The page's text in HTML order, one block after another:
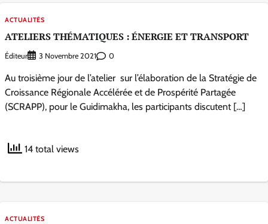
ACTUALITÉS
ATELIERS THÉMATIQUES : ÉNERGIE ET TRANSPORT
Éditeur 3 Novembre 2021 0
Au troisième jour de l’atelier sur l’élaboration de la Stratégie de
Croissance Régionale Accélérée et de Prospérité Partagée
(SCRAPP), pour le Guidimakha, les participants discutent […]
14 total views
ACTUALITÉS